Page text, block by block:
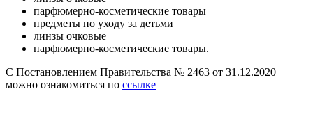
парфюмерно-косметические товары
предметы по уходу за детьми
линзы очковые
парфюмерно-косметические товары.
С Постановлением Правительства № 2463 от 31.12.2020
можно ознакомиться по ссылке